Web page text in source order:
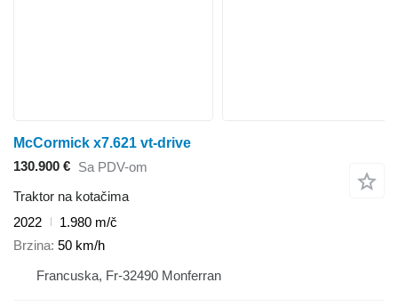
McCormick x7.621 vt-drive
130.900 € Sa PDV-om
Traktor na kotačima
2022
1.980 m/č
Brzina 50 km/h
Francuska, Fr-32490 Monferran